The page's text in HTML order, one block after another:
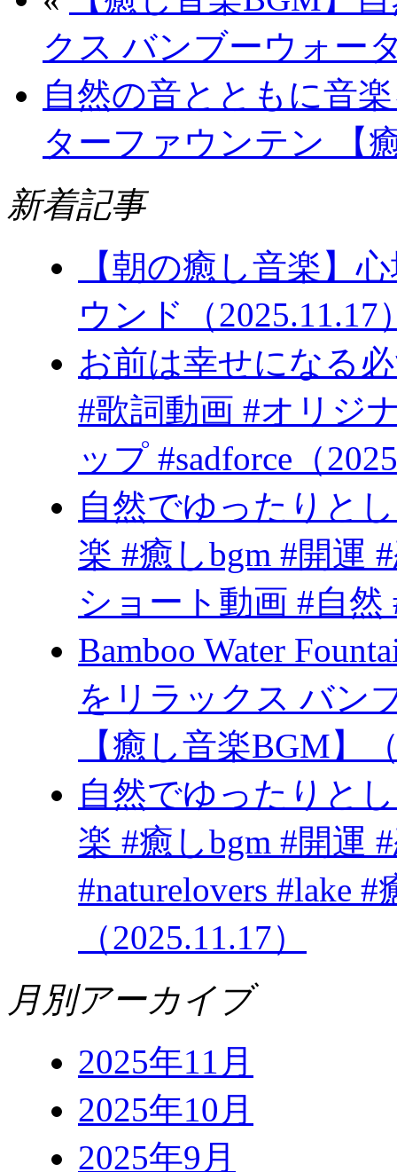
クス バンブーウォー
自然の音とともに音
ターファウンテン 【
新着記事
【朝の癒し音楽】
ウンド（2025.11.17
お前は
#歌詞動画 #オリジ
ップ #sadforce（
自然でゆったりと
楽 #癒しbgm #開運
ショート動画 #自然
Bamboo Water
をリラックス バン
【癒し音楽BGM】
自然でゆったりと
楽 #癒しbgm #開運
#naturelovers #lake
（2025.11.17）
月別アーカイブ
2025年11月
2025年10月
2025年9月